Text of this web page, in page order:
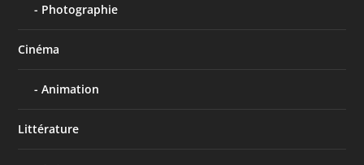
Photographie
Cinéma
Animation
Littérature